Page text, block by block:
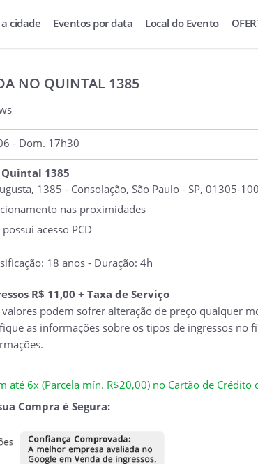
cidade Eventos por data Local do Evento
NO QUINTAL 1385
- Dom. 17h30
Quintal 1385
1385 - Consolação, São Paulo - SP, 01305-
nas proximidades
possui acesso PCD
18 anos - Duração: 4h
R$ 11,00 + Taxa de Serviço
podem sofrer alteração de preço qualquer
as informações sobre os tipos de ingressos no
até 6x (Parcela mín. R$20,00) no Cartão de Crédito
Compra é Segura: